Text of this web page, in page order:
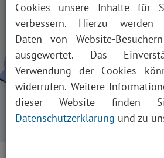
Startseite
Karriere
Studierende im Praktischen
Aktuelle Meldung Praktisches
Cookies unsere Inhalte für
verbessern. Hierzu werden
Daten von Website-
ausgewertet. Das
Verwendung der Cookies
widerrufen. Weitere
dieser Website finden
Datenschutzerklärung und zu